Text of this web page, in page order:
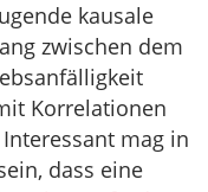
kausale
zwischen dem
Korrelationen
mag in
dass eine